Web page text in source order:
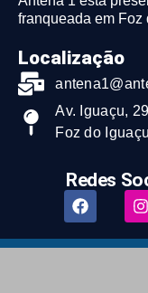
franqueada em Foz
Localização
Av. Iguaçu,
Foz do
Redes